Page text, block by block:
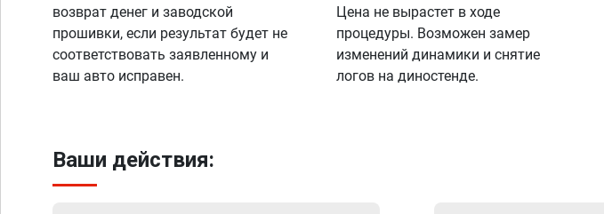
возврат денег и заводской
прошивки, если результат будет не
соответствовать заявленному и
ваш авто исправен.
Цена не вырастет в ходе
процедуры. Возможен замер
изменений динамики и снятие
логов на диностенде.
Ваши действия: